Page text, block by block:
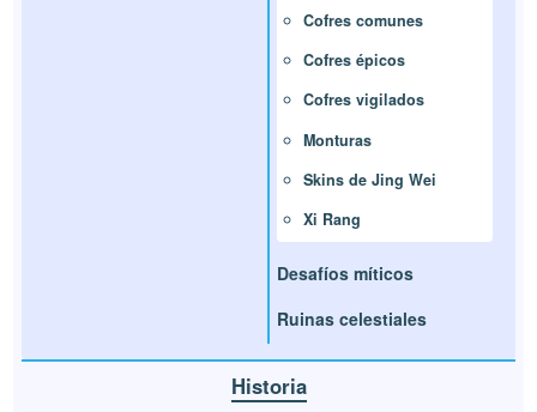
Cofres comunes
Cofres épicos
Cofres vigilados
Monturas
Skins de Jing Wei
Xi Rang
Desafíos míticos
Ruinas celestiales
Historia